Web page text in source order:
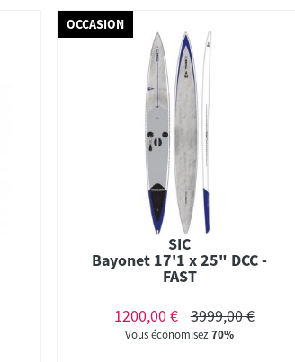
OCCASION
SIC
Bayonet 17'1 x 25" DCC -
FAST
1200,00 €
3999,00 €
Vous économisez70%